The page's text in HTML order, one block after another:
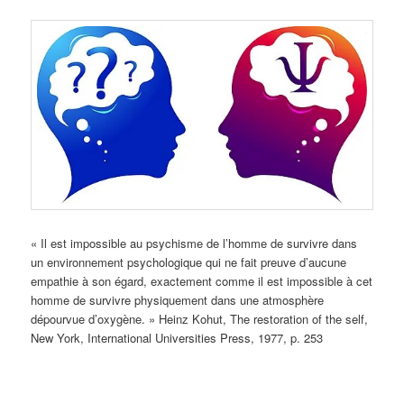
« Il est impossible au psychisme de l’homme de survivre dans
un environnement psychologique qui ne fait preuve d’aucune
empathie à son égard, exactement comme il est impossible à cet
homme de survivre physiquement dans une atmosphère
dépourvue d’oxygène. » Heinz Kohut, The restoration of the self,
New York, International Universities Press, 1977, p. 253